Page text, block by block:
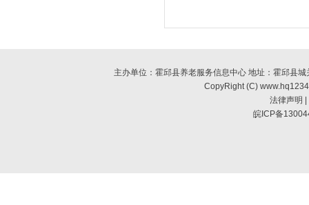
主办单位：霍邱县养老服务信息中心 地址：霍邱县
CopyRight (C)
法律声明
皖ICP备